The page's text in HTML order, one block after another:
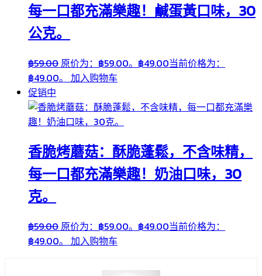
每一口都充滿樂趣！鹹蛋黃口味，30
公克。
฿59.00原价为：฿59.00。 ฿49.00当前价格为：
฿49.00。 加入购物车
促销中
香脆烤蘑菇：酥脆蓬鬆，不含味精，
每一口都充滿樂趣！奶油口味，30
克。
฿59.00 原价为：฿59.00。 ฿49.00当前价格为：
฿49.00。 加入购物车